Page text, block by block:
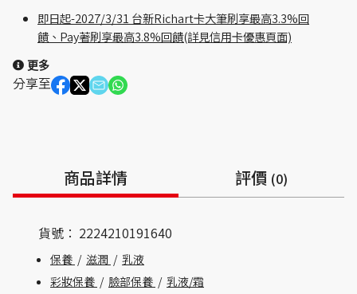
即日起-2027/3/31 台新Richart卡大筆刷享最高3.3%回
饋、Pay著刷享最高3.8%回饋(詳見信用卡優惠頁面)
更多
分享至
商品詳情 評價 (0)
貨號： 2224210191640
保養 / 滋潤 / 乳液
彩妝保養 / 臉部保養 / 乳液/霜